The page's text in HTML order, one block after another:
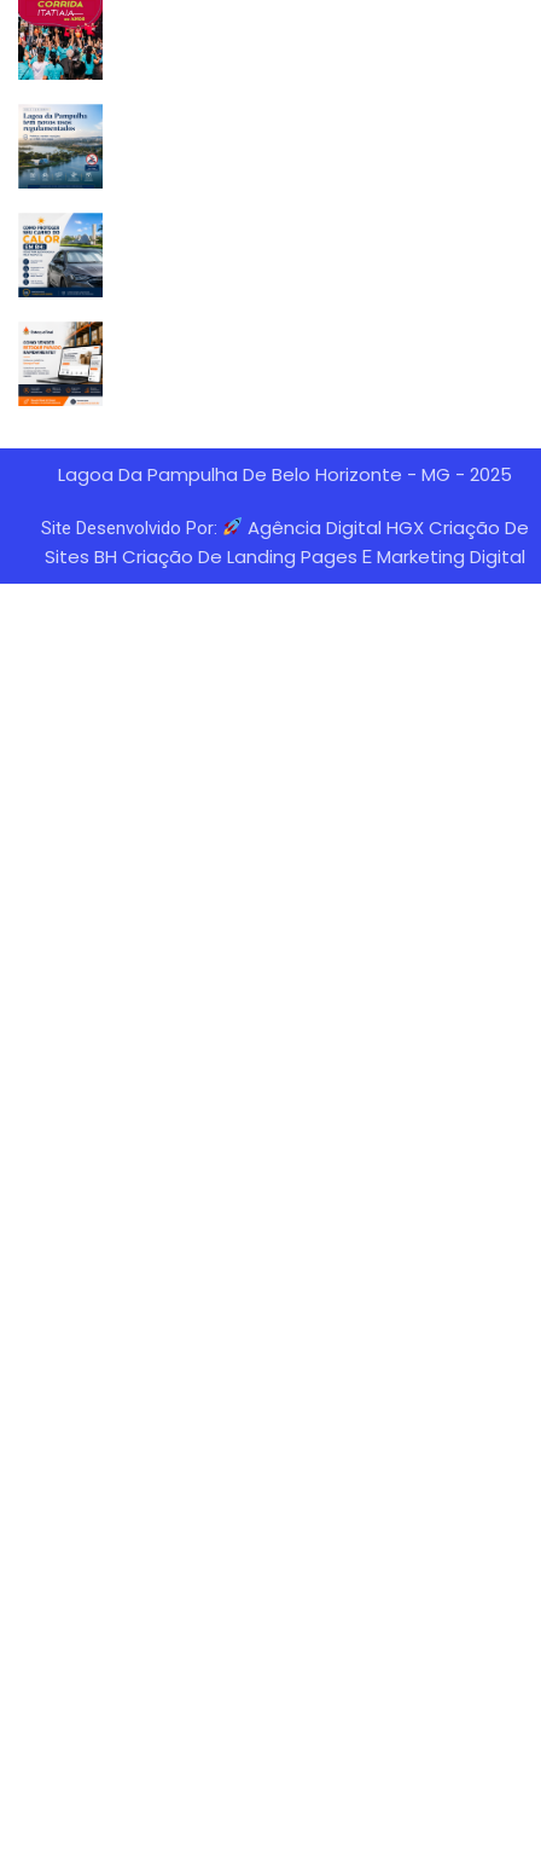
Lagoa Da Pampulha De Belo Horizonte - MG - 2025
Site Desenvolvido Por:
Agência Digital HGX Criação De
Sites BH Criação De Landing Pages E Marketing Digital